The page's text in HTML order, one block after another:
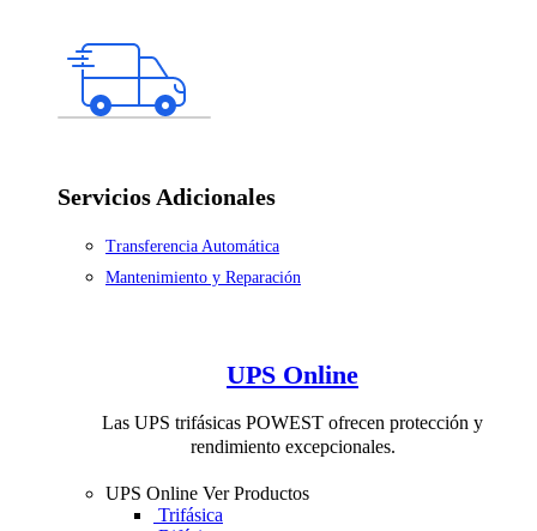
Servicios Adicionales
Transferencia Automática
Mantenimiento y Reparación
UPS Online
Las UPS trifásicas POWEST ofrecen protección y
rendimiento excepcionales.
UPS Online Ver Productos
Trifásica